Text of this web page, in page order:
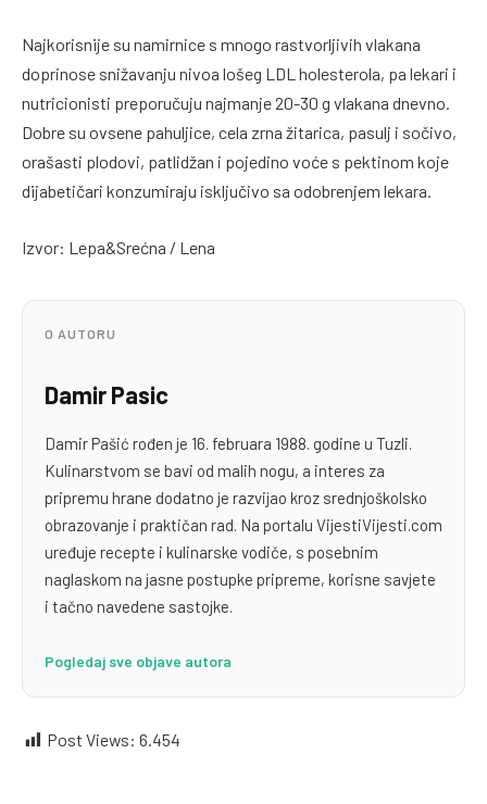
Najkorisnije su namirnice s mnogo rastvorljivih vlakana
doprinose snižavanju nivoa lošeg LDL holesterola, pa lekari i
nutricionisti preporučuju najmanje 20-30 g vlakana dnevno.
Dobre su ovsene pahuljice, cela zrna žitarica, pasulj i sočivo,
orašasti plodovi, patlidžan i pojedino voće s pektinom koje
dijabetičari konzumiraju isključivo sa odobrenjem lekara.
Izvor: Lepa&Srećna / Lena
O AUTORU
Damir Pasic
Damir Pašić rođen je 16. februara 1988. godine u Tuzli.
Kulinarstvom se bavi od malih nogu, a interes za
pripremu hrane dodatno je razvijao kroz srednjoškolsko
obrazovanje i praktičan rad. Na portalu VijestiVijesti.com
uređuje recepte i kulinarske vodiče, s posebnim
naglaskom na jasne postupke pripreme, korisne savjete
i tačno navedene sastojke.
Pogledaj sve objave autora
Post Views: 6.454